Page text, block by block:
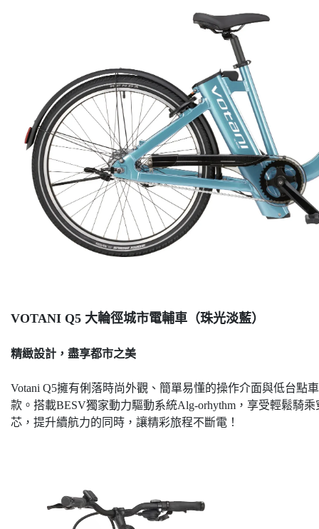
VOTANI Q5 大輪徑城市電輔車（珠光淡藍）
精緻設計，盡享都市之美
Votani Q5擁有俐落時尚外觀、簡單易懂的操作介面與低台點
款。搭載BESV獨家動力驅動系統Alg-orhythm，享受輕鬆騎
芯，提升續航力的同時，讓精彩旅程不斷電！